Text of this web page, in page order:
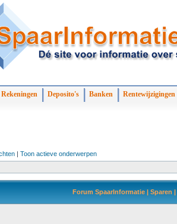
Rekeningen Deposito's Banken Rentewijzigingen
| Toon actieve onderwerpen
Forum SpaarInformatie | Sparen